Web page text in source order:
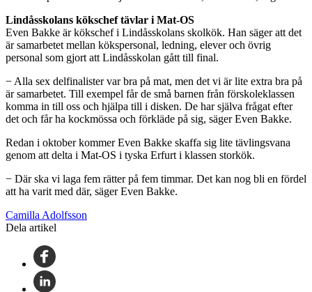
Lindåsskolans kökschef tävlar i Mat-OS
Even Bakke är kökschef i Lindåsskolans skolkök. Han säger att det
är samarbetet mellan kökspersonal, ledning, elever och övrig
personal som gjort att Lindåsskolan gått till final.
− Alla sex delfinalister var bra på mat, men det vi är lite extra bra på
är samarbetet. Till exempel får de små barnen från förskoleklassen
komma in till oss och hjälpa till i disken. De har själva frågat efter
det och får ha kockmössa och förkläde på sig, säger Even Bakke.
Redan i oktober kommer Even Bakke skaffa sig lite tävlingsvana
genom att delta i Mat-OS i tyska Erfurt i klassen storkök.
− Där ska vi laga fem rätter på fem timmar. Det kan nog bli en fördel
att ha varit med där, säger Even Bakke.
Camilla Adolfsson
Dela artikel